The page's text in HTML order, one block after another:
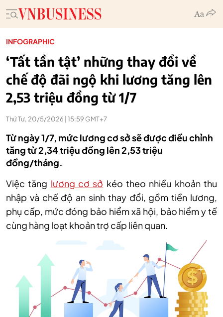
INFOGRAPHIC
‘Tất tần tật’ những thay đổi về
chế độ đãi ngộ khi lương tăng lên
2,53 triệu đồng từ 1/7
Thứ Tư, 20/5/2026 | 15:59 GMT+7
Từ ngày 1/7, mức lương cơ sở sẽ được điều chỉnh
tăng từ 2,34 triệu đồng lên 2,53 triệu
đồng/tháng.
Việc tăng lương cơ sở kéo theo nhiều khoản thu
nhập và chế độ an sinh thay đổi, gồm tiền lương,
phụ cấp, mức đóng bảo hiểm xã hội, bảo hiểm y tế
cùng hàng loạt khoản trợ cấp liên quan.